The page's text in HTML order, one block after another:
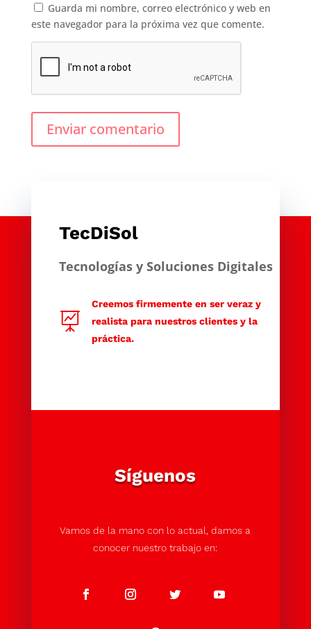
Guarda mi nombre, correo electrónico y web en
este navegador para la próxima vez que comente.
Enviar comentario
TecDiSol
Tecnologías y Soluciones Digitales

Creemos firmemente en ser veraz y
realista para nuestros clientes y la
práctica.
Síguenos
Vamos de la mano con lo actual, damos a
conocer nuestro trabajo en: